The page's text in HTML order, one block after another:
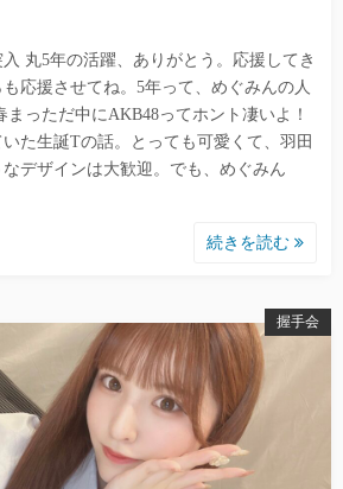
入 丸5年の活躍、ありがとう。応援してき
応援させてね。5年って、めぐみんの人
っただ中にAKB48ってホント凄いよ！
た生誕Tの話。とっても可愛くて、羽田
デザインは大歓迎。でも、めぐみん
続きを読む
握手会